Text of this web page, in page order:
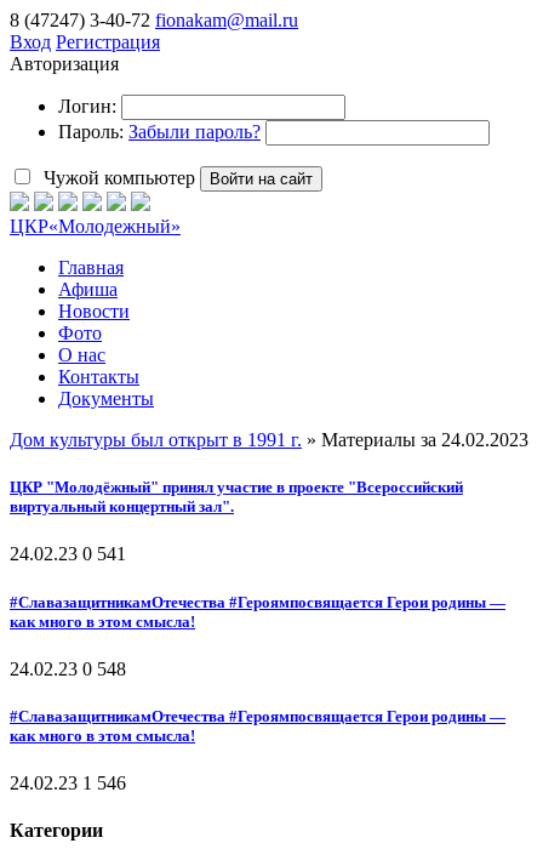
8 (47247) 3-40-72 fionakam@mail.ru
Вход Регистрация
Авторизация
Логин:
Пароль: Забыли пароль?
Чужой компьютер Войти на сайт
ЦКР«Молодежный»
Главная
Афиша
Новости
Фото
О нас
Контакты
Документы
Дом культуры был открыт в 1991 г. » Материалы за 24.02.2023
ЦКР "Молодёжный" принял участие в проекте "Всероссийский
виртуальный концертный зал".
24.02.23 0 541
#СлавазащитникамОтечества #Героямпосвящается Герои родины —
как много в этом смысла!
24.02.23 0 548
#СлавазащитникамОтечества #Героямпосвящается Герои родины —
как много в этом смысла!
24.02.23 1 546
Категории